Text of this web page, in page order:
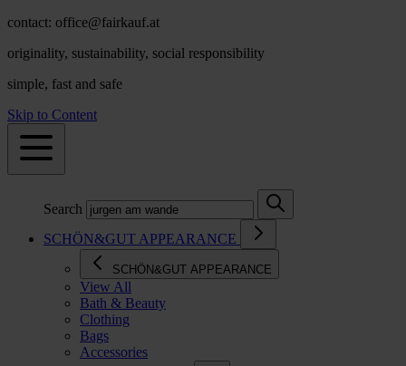
contact: office@fairkauf.at
originality, sustainability, social responsibility
simple, fast and safe
Skip to Content
Search
SCHÖN&GUT APPEARANCE
SCHÖN&GUT APPEARANCE
View All
Bath & Beauty
Clothing
Bags
Accessories